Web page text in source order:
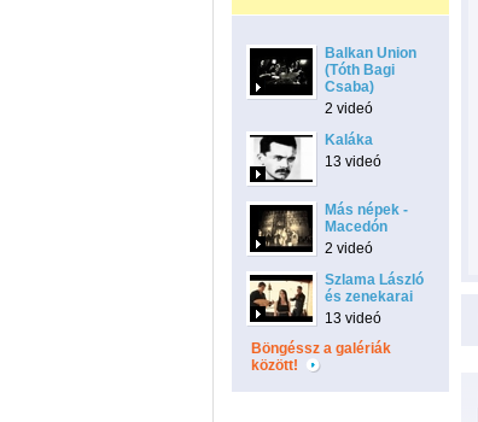
Balkan Union
(Tóth Bagi
Csaba)
2 videó
Kaláka
13 videó
Más népek -
Macedón
2 videó
Szlama László
és zenekarai
13 videó
Böngéssz a galériák
között!